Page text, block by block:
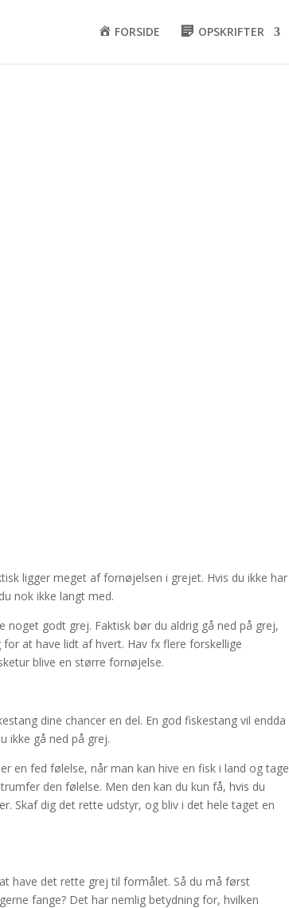
FORSIDE OPSKRIFTER
ligger meget af fornøjelsen i grejet. Hvis du ikke har
nok ikke langt med.
godt grej. Faktisk bør du aldrig gå ned på grej,
at have lidt af hvert. Hav fx flere forskellige
blive en større fornøjelse.
dine chancer en del. En god fiskestang vil endda
ikke gå ned på grej.
en fed følelse, når man kan hive en fisk i land og tage
den følelse. Men den kan du kun få, hvis du
Skaf dig det rette udstyr, og bliv i det hele taget en
have det rette grej til formålet. Så du må først
fange? Det har nemlig betydning for, hvilken